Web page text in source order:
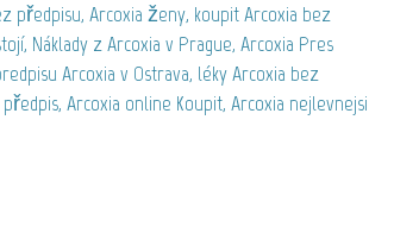
předpisu, Arcoxia ženy, koupit Arcoxia bez
Náklady z Arcoxia v Prague, Arcoxia Pres
Arcoxia v Ostrava, léky Arcoxia bez
Arcoxia online Koupit, Arcoxia nejlevnejsi